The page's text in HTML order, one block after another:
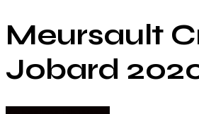
Meursault
Jobard